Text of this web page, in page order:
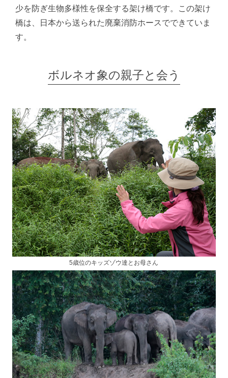
少を防ぎ生物多様性を保全する架け橋です。この架け
橋は、日本から送られた廃棄消防ホースでできていま
す。
ボルネオ象の親子と会う
5歳位のキッズゾウ達とお母さん